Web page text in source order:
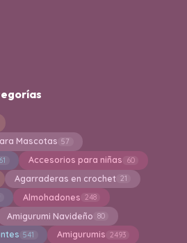
Mascotas 57
61 Accesorios para niñas 60
Agarraderas en crochet 21
Almohadones 248
Amigurumi Navideño 80
541 Amigurumis 2493